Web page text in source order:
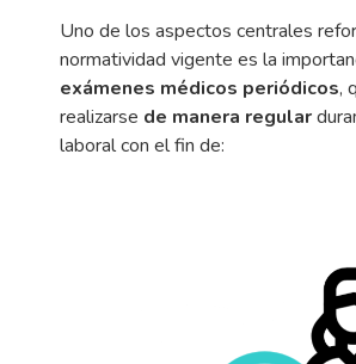
Uno de los aspectos centrales
normatividad vigente es la
exámenes médicos periódicos,
realizarse de manera regular
laboral con el fin de: